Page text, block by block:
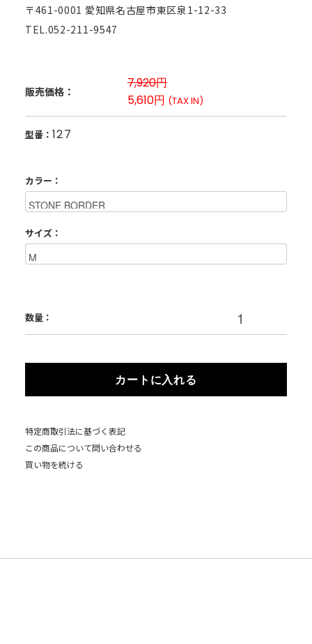
〒461-0001 愛知県名古屋市東区泉1-12-33
TEL.052-211-9547
販売価格：
7,920円
5,610円 (TAX IN)
型番： 127
カラー：
サイズ：
数量：
カートに入れる
特定商取引法に基づく表記
この商品について問い合わせる
買い物を続ける